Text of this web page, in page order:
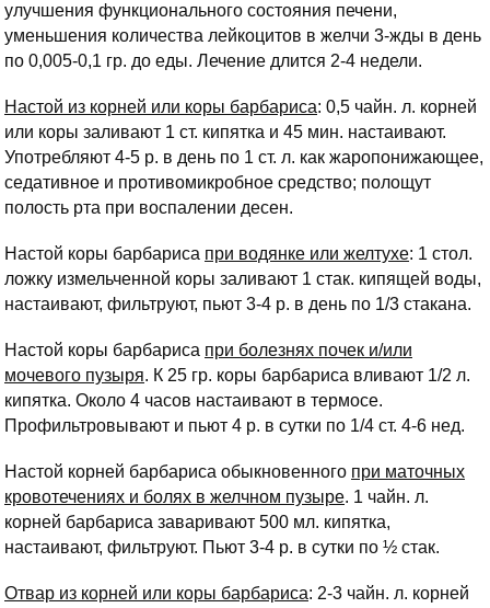
улучшения функционального состояния печени,
уменьшения количества лейкоцитов в желчи 3-жды в день
по 0,005-0,1 гр. до еды. Лечение длится 2-4 недели.
Настой из корней или коры барбариса: 0,5 чайн. л. корней
или коры заливают 1 ст. кипятка и 45 мин. настаивают.
Употребляют 4-5 р. в день по 1 ст. л. как жаропонижающее,
седативное и противомикробное средство; полощут
полость рта при воспалении десен.
Настой коры барбариса при водянке или желтухе: 1 стол.
ложку измельченной коры заливают 1 стак. кипящей воды,
настаивают, фильтруют, пьют 3-4 р. в день по 1/3 стакана.
Настой коры барбариса при болезнях почек и/или
мочевого пузыря. К 25 гр. коры барбариса вливают 1/2 л.
кипятка. Около 4 часов настаивают в термосе.
Профильтровывают и пьют 4 р. в сутки по 1/4 ст. 4-6 нед.
Настой корней барбариса обыкновенного при маточных
кровотечениях и болях в желчном пузыре. 1 чайн. л.
корней барбариса заваривают 500 мл. кипятка,
настаивают, фильтруют. Пьют 3-4 р. в сутки по ½ стак.
Отвар из корней или коры барбариса: 2-3 чайн. л. корней